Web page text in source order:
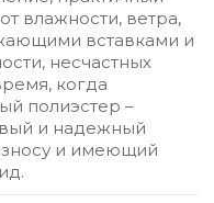
влажности, ветра,
вставками и
несчастных
когда
полиэстер –
и надежный
и имеющий